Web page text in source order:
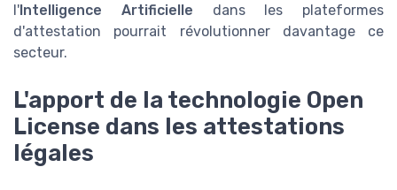
l'Intelligence Artificielle dans les plateformes
d'attestation pourrait révolutionner davantage ce
secteur.
L'apport de la technologie Open
License dans les attestations
légales